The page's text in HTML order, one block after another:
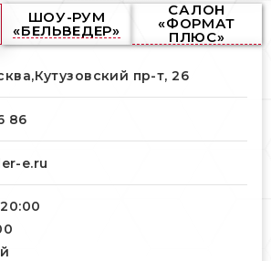
ШОУ-РУМ
«БЕЛЬВЕДЕР»
САЛОН
«ФОРМАТ
ПЛЮС»
Кутузовский пр-т, 26
86
e.ru